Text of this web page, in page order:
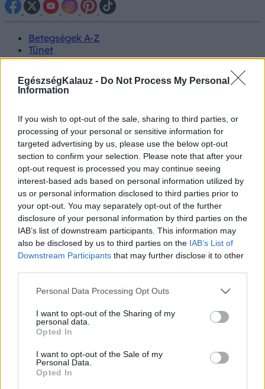
EgészségKalauz - Do Not Process My Personal
Information
If you wish to opt-out of the sale, sharing to third parties, or
processing of your personal or sensitive information for
targeted advertising by us, please use the below opt-out
section to confirm your selection. Please note that after your
opt-out request is processed you may continue seeing
interest-based ads based on personal information utilized by
us or personal information disclosed to third parties prior to
your opt-out. You may separately opt-out of the further
disclosure of your personal information by third parties on the
IAB’s list of downstream participants. This information may
also be disclosed by us to third parties on the IAB’s List of
Downstream Participants that may further disclose it to other
Please note that this website/app uses one or more Google
not limited to your visit or usage behaviour. You may click to
grant or deny consent to Google and its third-party tags to
use your data for below specified purposes in below Google
consent section.
Personal Data Processing Opt Outs
I want to opt-out of the Sharing of my
personal data.
Opted In
I want to opt-out of the Sale of my
Personal Data.
Opted In
Betegségek A-Z
Tünet
Vizsgálat
Életmódváltás
Kutatás
Hírek
Videók
Kisállatok egészsége
#allergia #influenza#cukorbetegség
#orvosmeteorológia#vérnyomás#stroke#rákbetegség
#pajzsmirigy#reflux#ekcéma#herpesz
Regisztráció
Magas koleszterinszint